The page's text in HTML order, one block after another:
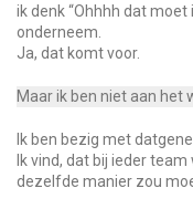
ik denk “Ohhhh dat moet
onderneem.
Ja, dat komt voor.
Maar ik ben niet aan het
Ik ben bezig met
Ik vind, dat bij ieder
dezelfde manier zou